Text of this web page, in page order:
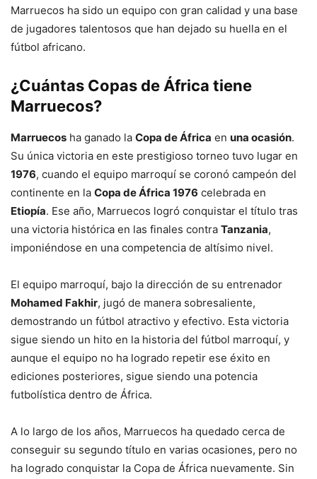
Marruecos ha sido un equipo con gran calidad y una base
de jugadores talentosos que han dejado su huella en el
fútbol africano.
¿Cuántas Copas de África tiene
Marruecos?
Marruecos ha ganado la Copa de África en una ocasión.
Su única victoria en este prestigioso torneo tuvo lugar en
1976, cuando el equipo marroquí se coronó campeón del
continente en la Copa de África 1976 celebrada en
Etiopía. Ese año, Marruecos logró conquistar el título tras
una victoria histórica en las finales contra Tanzania,
imponiéndose en una competencia de altísimo nivel.
El equipo marroquí, bajo la dirección de su entrenador
Mohamed Fakhir, jugó de manera sobresaliente,
demostrando un fútbol atractivo y efectivo. Esta victoria
sigue siendo un hito en la historia del fútbol marroquí, y
aunque el equipo no ha logrado repetir ese éxito en
ediciones posteriores, sigue siendo una potencia
futbolística dentro de África.
A lo largo de los años, Marruecos ha quedado cerca de
conseguir su segundo título en varias ocasiones, pero no
ha logrado conquistar la Copa de África nuevamente. Sin